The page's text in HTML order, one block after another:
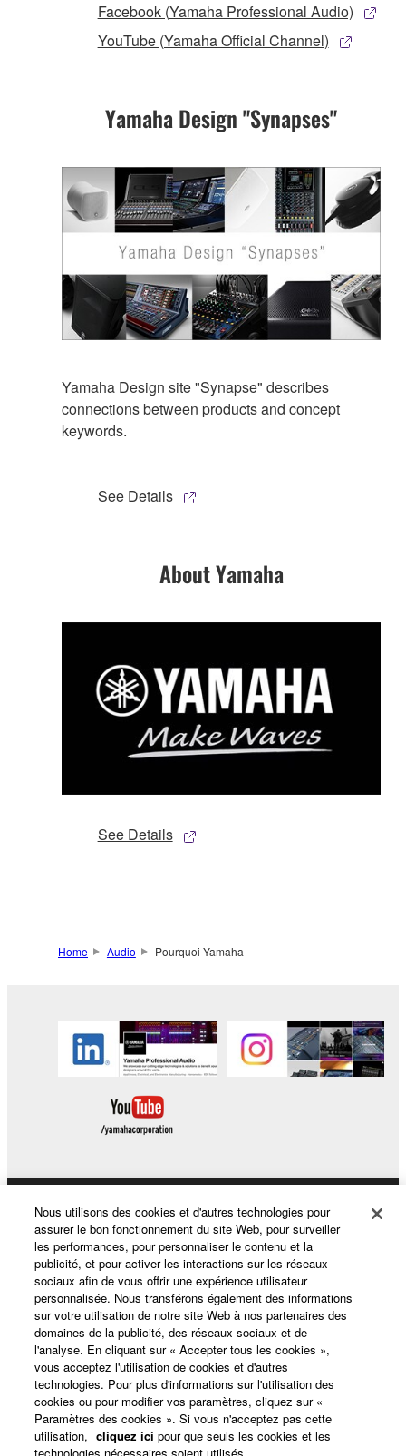
Facebook (Yamaha Professional Audio)
YouTube (Yamaha Official Channel)
Yamaha Design "Synapses"
Yamaha Design site "Synapse" describes
connections between products and concept
keywords.
See Details
About Yamaha
See Details
Home Audio Pourquoi Yamaha
Produits et solutions
Actualités
A propos de Yamaha
France - French
Nous utilisons des cookies et d'autres technologies pour
assurer le bon fonctionnement du site Web, pour surveiller
les performances, pour personnaliser le contenu et la
publicité, et pour activer les interactions sur les réseaux
sociaux afin de vous offrir une expérience utilisateur
personnalisée. Nous transférons également des informations
sur votre utilisation de notre site Web à nos partenaires des
domaines de la publicité, des réseaux sociaux et de
l'analyse. En cliquant sur « Accepter tous les cookies »,
vous acceptez l'utilisation de cookies et d'autres
technologies. Pour plus d'informations sur l'utilisation des
cookies ou pour modifier vos paramètres, cliquez sur «
Paramètres des cookies ». Si vous n'acceptez pas cette
utilisation, cliquez ici pour que seuls les cookies et les